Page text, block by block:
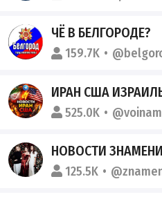
ЧЁ В БЕЛГОРОДЕ?
159.7K
ИРАН США
525.0K
НОВОСТИ
125.5K